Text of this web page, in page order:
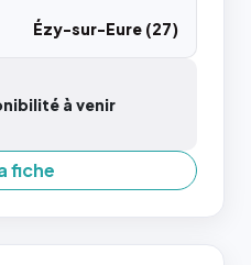
Ézy-sur-Eure (27)
à venir
fiche